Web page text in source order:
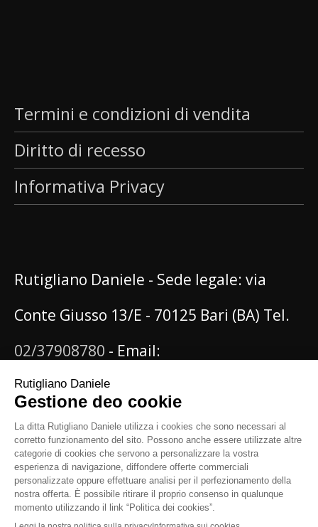
Termini e condizioni di vendita
Diritto di recesso
Informativa Privacy
Rutigliano Daniele - Sede legale: via
Conte Giusso 13/E - 70125 Bari (BA) Tel.
02/37908780 - Email:
info@danielerutigliano.it
IT08096620722 - PEC:
rutiglianodaniele@pec.itN. iscrizione al
Registro delle Imprese di Bari e CF: